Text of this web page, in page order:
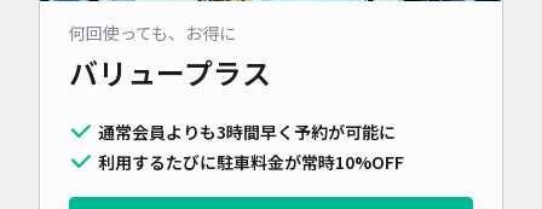
何回使っても、お得に
バリュープラス
通常会員よりも3時間早く予約が可能に
利用するたびに駐車料金が常時10%OFF